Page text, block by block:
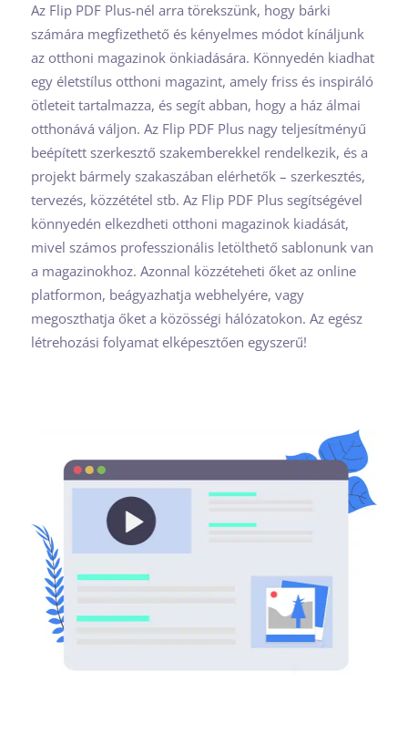
Az Flip PDF Plus-nél arra törekszünk, hogy bárki
számára megfizethető és kényelmes módot kínáljunk
az otthoni magazinok önkiadására. Könnyedén kiadhat
egy életstílus otthoni magazint, amely friss és inspiráló
ötleteit tartalmazza, és segít abban, hogy a ház álmai
otthonává váljon. Az Flip PDF Plus nagy teljesítményű
beépített szerkesztő szakemberekkel rendelkezik, és a
projekt bármely szakaszában elérhetők – szerkesztés,
tervezés, közzététel stb. Az Flip PDF Plus segítségével
könnyedén elkezdheti otthoni magazinok kiadását,
mivel számos professzionális letölthető sablonunk van
a magazinokhoz. Azonnal közzéteheti őket az online
platformon, beágyazhatja webhelyére, vagy
megoszthatja őket a közösségi hálózatokon. Az egész
létrehozási folyamat elképesztően egyszerű!